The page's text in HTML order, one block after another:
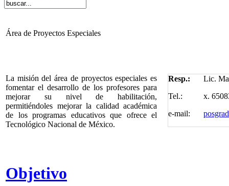
Área de Proyectos Especiales
La misión del área de proyectos especiales es
fomentar el desarrollo de los profesores para
mejorar su nivel de habilitación,
permitiéndoles mejorar la calidad académica
de los programas educativos que ofrece el
Tecnológico Nacional de México.
Resp.:
Tel.:
e-mail:
Lic.
x.
Objetivo